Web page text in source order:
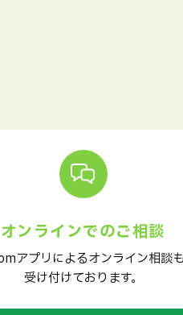
オンラインでのご相談
アプリによるオンライン相談も
受け付けております。